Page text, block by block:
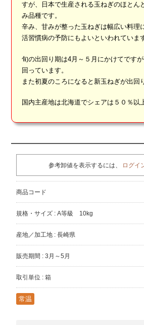
すが、日本で生産される玉ねぎのほとん
み品種です。
辛み、甘みが整った玉ねぎは幅広い料理
活習慣病の予防にもよいといわれていま
旬の出回り期は4月～５月にかけてです
回っています。
また初夏のころになると新玉ねぎが出回
国内主産地は北海道でシェアは５０％以
参考卸値を表示するには、 ログイ
商品コード
規格・サイズ : A等級 10kg
産地／加工地 : 長崎県
販売期間 : 3月～5月
取引単位 : 箱
常温